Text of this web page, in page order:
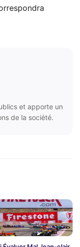
et apporte un
de la société.